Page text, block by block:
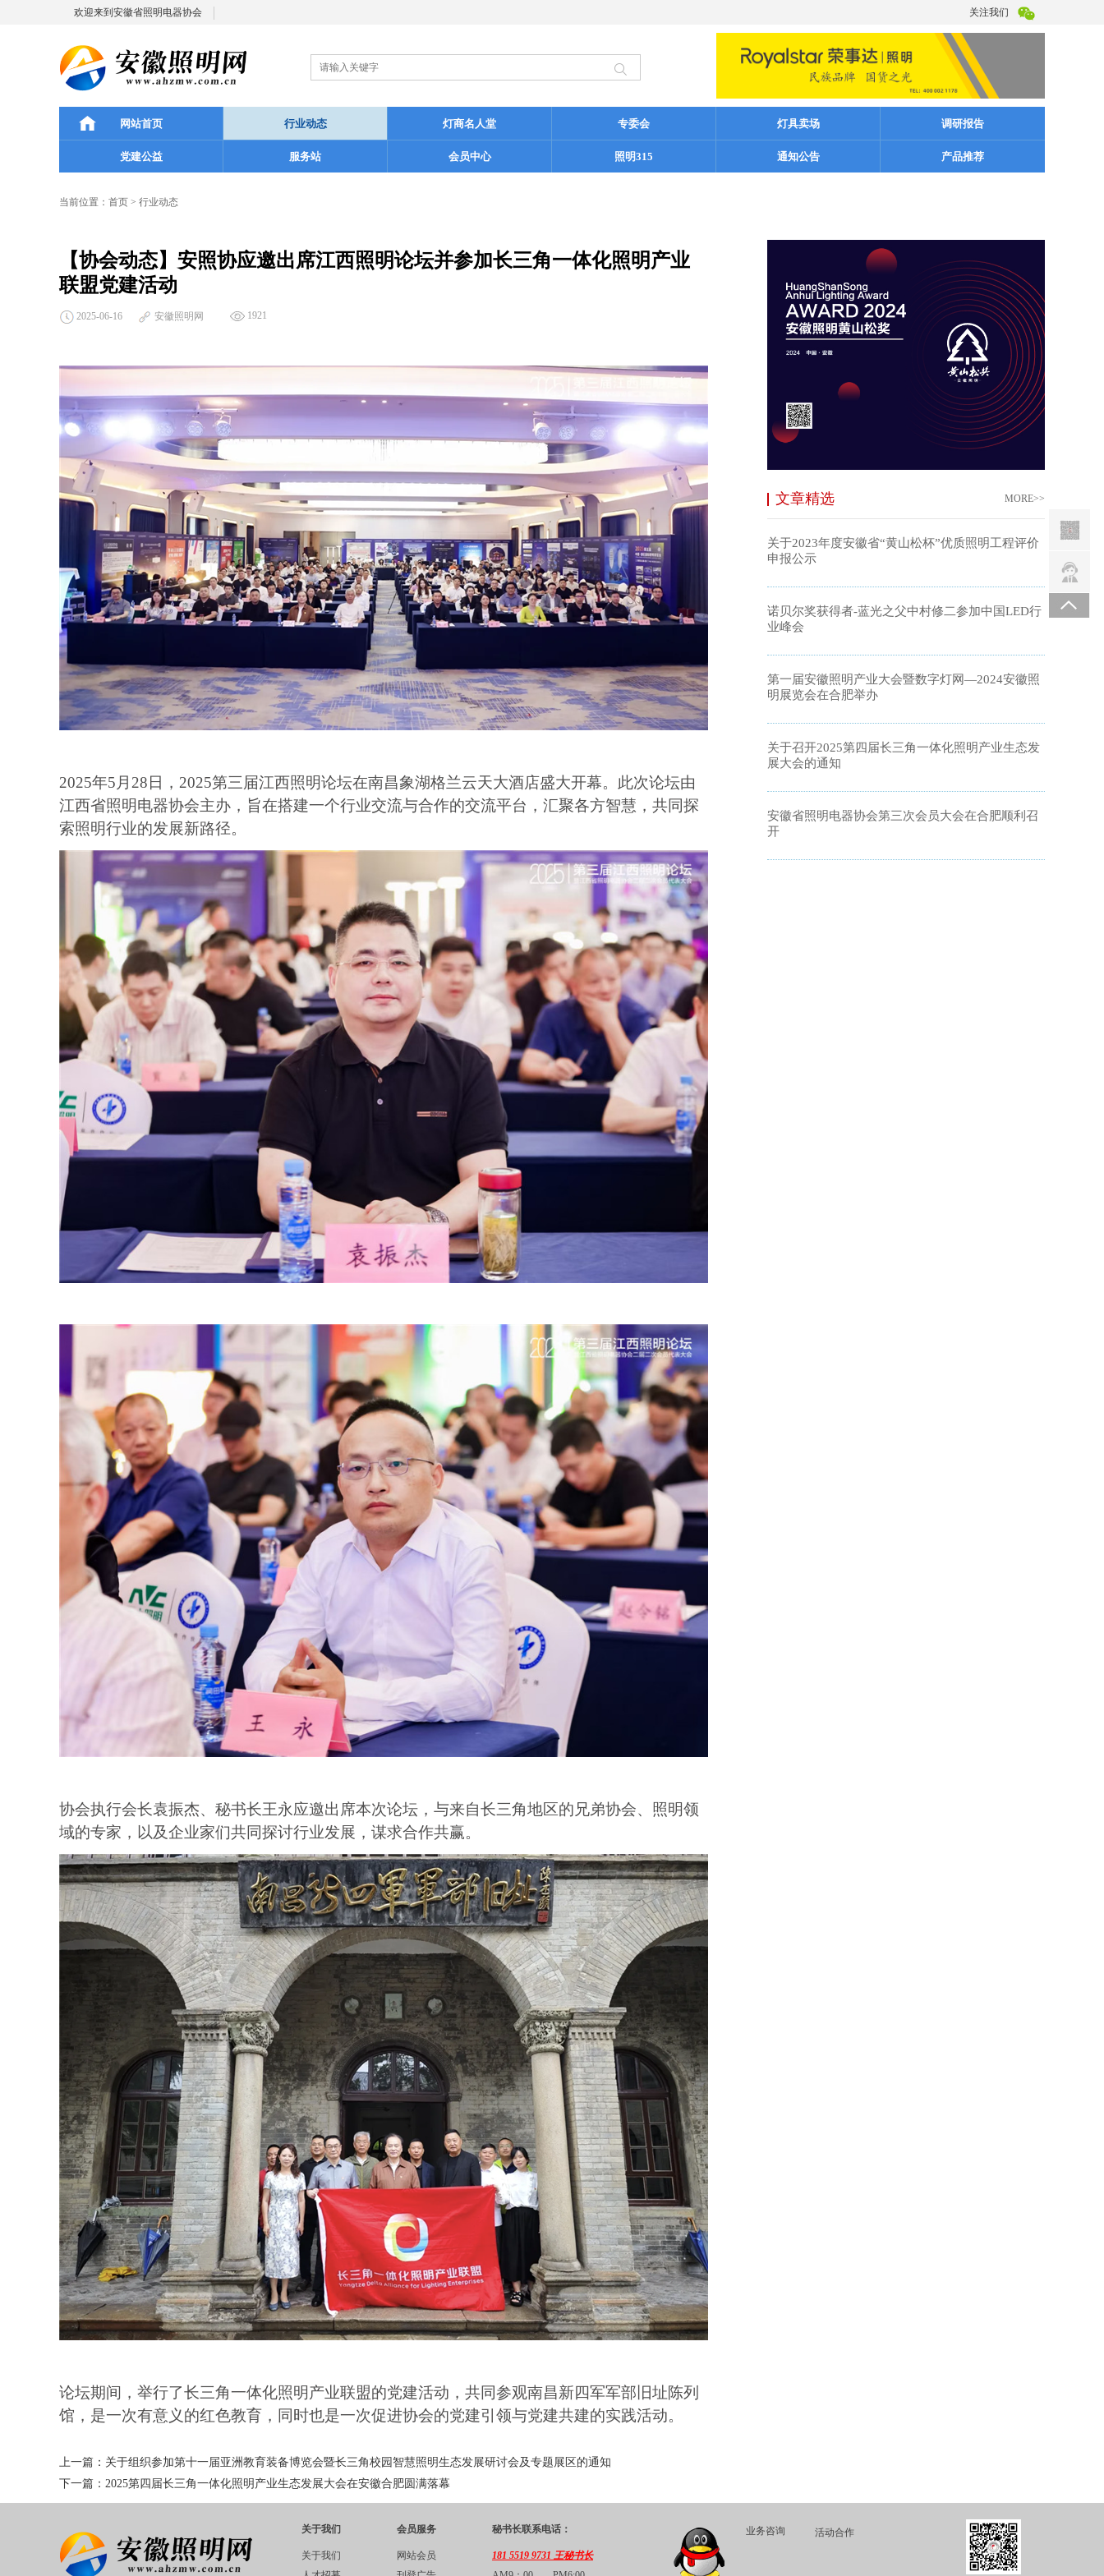
欢迎来到安徽省照明电器协会 关注我们
网站首页 行业动态 灯商名人堂 专委会 灯具卖场 调研报告
党建公益 服务站 会员中心 照明315 通知公告 产品推荐
当前位置： 首页 > 行业动态
【协会动态】安照协应邀出席江西照明论坛并参加长三角一体化照明产业
联盟党建活动
2025-06-16 安徽照明网 1921
2025年5月28日，2025第三届江西照明论坛在南昌象湖格兰云天大酒店盛大开幕。此次论坛由
江西省照明电器协会主办，旨在搭建一个行业交流与合作的交流平台，汇聚各方智慧，共同探
索照明行业的发展新路径。
协会执行会长袁振杰、秘书长王永应邀出席本次论坛，与来自长三角地区的兄弟协会、照明领
域的专家，以及企业家们共同探讨行业发展，谋求合作共赢。
论坛期间，举行了长三角一体化照明产业联盟的党建活动，共同参观南昌新四军军部旧址陈列
馆，是一次有意义的红色教育，同时也是一次促进协会的党建引领与党建共建的实践活动。
上一篇： 关于组织参加第十一届亚洲教育装备博览会暨长三角校园智慧照明生态发展研讨会及专题展区的通知
下一篇： 2025第四届长三角一体化照明产业生态发展大会在安徽合肥圆满落幕
文章精选 MORE>>
关于2023年度安徽省“黄山松杯”优质照明工程评价
申报公示
诺贝尔奖获得者-蓝光之父中村修二参加中国LED行
业峰会
第一届安徽照明产业大会暨数字灯网—2024安徽照
明展览会在合肥举办
关于召开2025第四届长三角一体化照明产业生态发
展大会的通知
安徽省照明电器协会第三次会员大会在合肥顺利召
开
关于我们
关于我们
会员服务
网站会员
秘书长联系电话：
181 5519 9731 王秘书长
业务咨询 活动合作